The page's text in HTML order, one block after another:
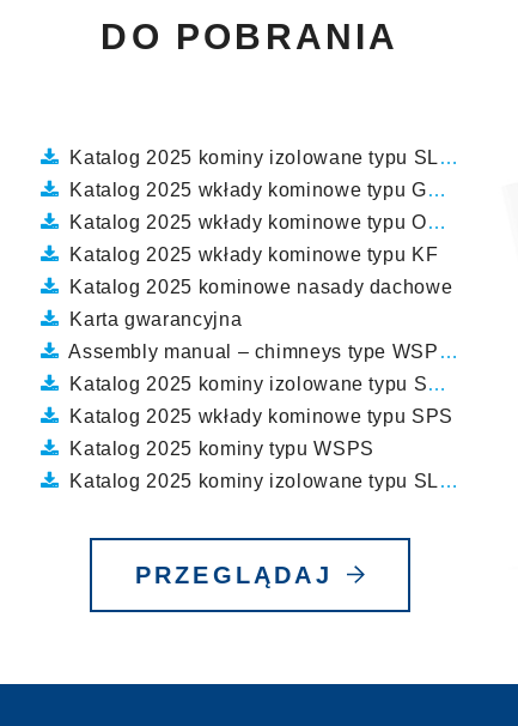
DO POBRANIA
Katalog 2025 kominy izolowane typu SLIM
Katalog 2025 wkłady kominowe typu GAZKOM
Katalog 2025 wkłady kominowe typu OWAL
Katalog 2025 wkłady kominowe typu KF
Katalog 2025 kominowe nasady dachowe
Karta gwarancyjna
Assembly manual – chimneys type WSPS, SPS, SPS IZOL
Katalog 2025 kominy izolowane typu SPS IZOL
Katalog 2025 wkłady kominowe typu SPS
Katalog 2025 kominy typu WSPS
Katalog 2025 kominy izolowane typu SLIM EKO
PRZEGLĄDAJ